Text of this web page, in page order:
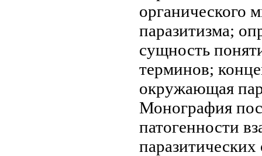
органического
паразитизма;
сущность
терминов;
окружающая
Монография
патогенности